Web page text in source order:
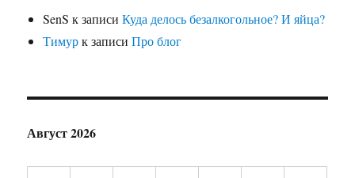
SenS к записиКуда делось безалкогольное? И яйца?
Тимурк записиПро блог
Август 2026